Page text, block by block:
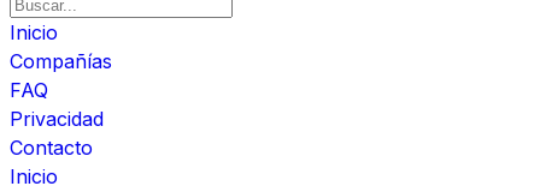
Inicio
Compañías
FAQ
Privacidad
Contacto
Inicio